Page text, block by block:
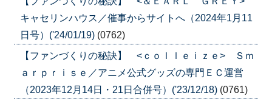
キャセリンハウス／催事からサイトへ（2024年1月11
日号）('24/01/19) (0762)
【ファンづくりの秘訣】 <ｃｏｌｌｅｉｚｅ> Ｓｍ
ａｒｐｒｉｓｅ／アニメ公式グッズの専門ＥＣ運営
（2023年12月14日・21日合併号）('23/12/18) (0761)